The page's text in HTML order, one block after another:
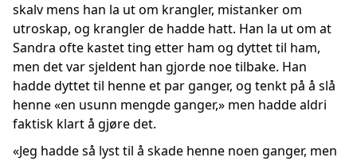
skalv mens han la ut om krangler, mistanker om
utroskap, og krangler de hadde hatt. Han la ut om at
Sandra ofte kastet ting etter ham og dyttet til ham,
men det var sjeldent han gjorde noe tilbake. Han
hadde dyttet til henne et par ganger, og tenkt på å slå
henne «en usunn mengde ganger,» men hadde aldri
faktisk klart å gjøre det.
«Jeg hadde så lyst til å skade henne noen ganger, men